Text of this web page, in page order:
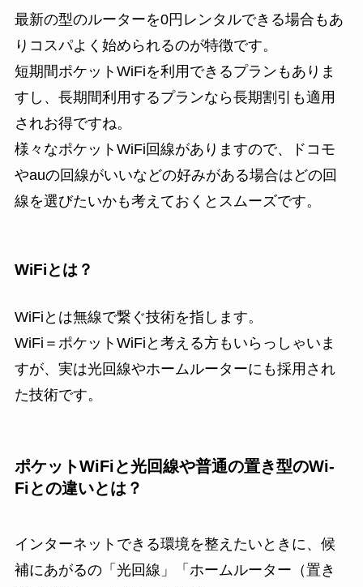
最新の型のルーターを0円レンタルできる場合もあ
りコスパよく始められるのが特徴です。
短期間ポケットWiFiを利用できるプランもありま
すし、長期間利用するプランなら長期割引も適用
されお得ですね。
様々なポケットWiFi回線がありますので、ドコモ
やauの回線がいいなどの好みがある場合はどの回
線を選びたいかも考えておくとスムーズです。
WiFiとは？
WiFiとは無線で繋ぐ技術を指します。
WiFi＝ポケットWiFiと考える方もいらっしゃいま
すが、実は光回線やホームルーターにも採用され
た技術です。
ポケットWiFiと光回線や普通の置き型のWi-
Fiとの違いとは？
インターネットできる環境を整えたいときに、候
補にあがるの「光回線」「ホームルーター（置き